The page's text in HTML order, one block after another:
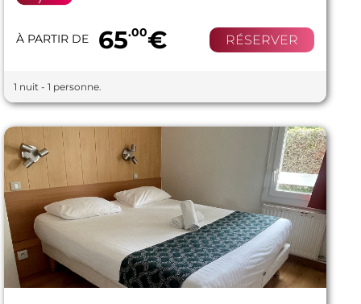
À PARTIR DE 65.00€ RÉSERVER
1 nuit - 1 personne.